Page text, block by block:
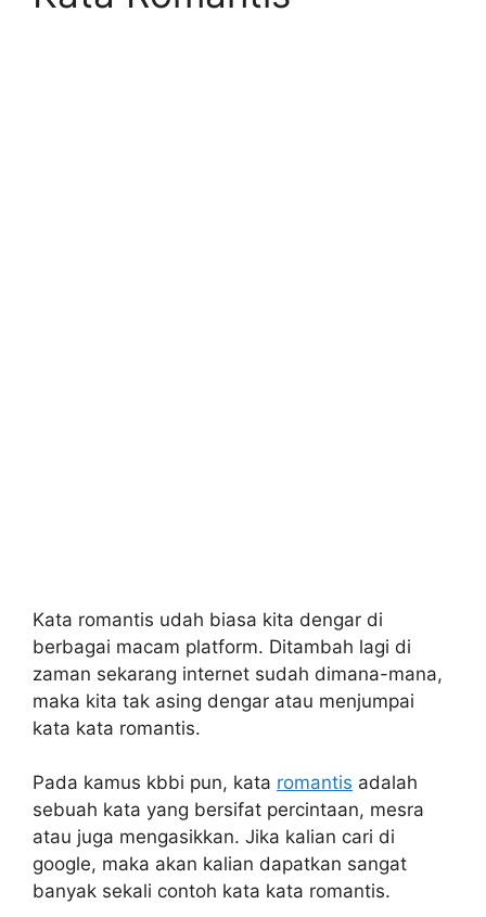
Kata romantis udah biasa kita dengar di
berbagai macam platform. Ditambah lagi di
zaman sekarang internet sudah dimana-mana,
maka kita tak asing dengar atau menjumpai
kata kata romantis.
Pada kamus kbbi pun, kata romantis adalah
sebuah kata yang bersifat percintaan, mesra
atau juga mengasikkan. Jika kalian cari di
google, maka akan kalian dapatkan sangat
banyak sekali contoh kata kata romantis.